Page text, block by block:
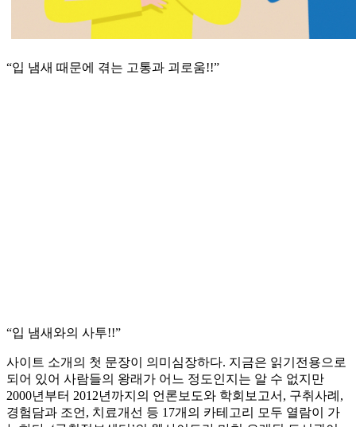
“입 냄새 때문에 겪는 고통과 괴로움!!”
“입 냄새와의 사투!!”
사이트 소개의 첫 문장이 의미심장하다. 지금은 읽기전용으로
되어 있어 사람들의 왕래가 어느 정도인지는 알 수 없지만
2000년부터 2012년까지의 언론보도와 학회보고서, 구취사례,
경험담과 조언, 치료개선 등 17개의 카테고리 모두 열람이 가